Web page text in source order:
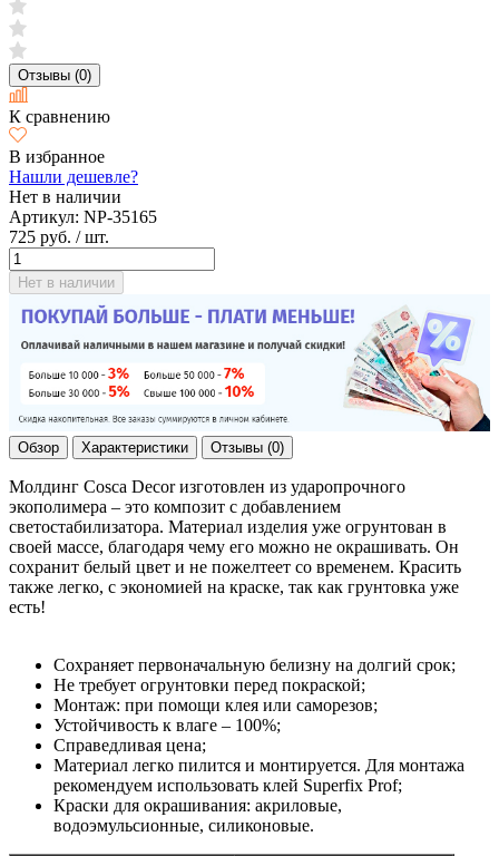
Отзывы (0)
К сравнению
В избранное
Нашли дешевле?
Нет в наличии
Артикул: NP-35165
725 руб. / шт.
Нет в наличии
Обзор Характеристики Отзывы (0)
Молдинг Cosca Decor изготовлен из ударопрочного
экополимера – это композит с добавлением
светостабилизатора. Материал изделия уже огрунтован в
своей массе, благодаря чему его можно не окрашивать. Он
сохранит белый цвет и не пожелтеет со временем. Красить
также легко, с экономией на краске, так как грунтовка уже
есть!
Сохраняет первоначальную белизну на долгий срок;
Не требует огрунтовки перед покраской;
Монтаж: при помощи клея или саморезов;
Устойчивость к влаге – 100%;
Справедливая цена;
Материал легко пилится и монтируется. Для монтажа
рекомендуем использовать клей Superfix Prof;
Краски для окрашивания: акриловые,
водоэмульсионные, силиконовые.